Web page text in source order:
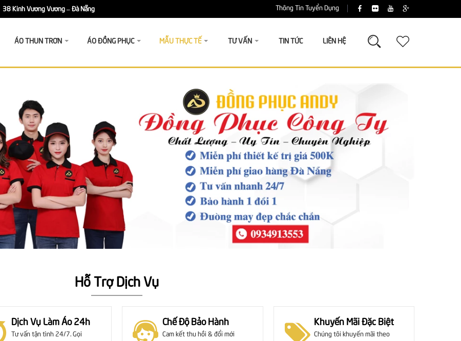
38 Kinh Vương Vương – Đà Nẵng Thông Tin Tuyển Dụng
ÁO THUN TRƠN ÁO ĐỒNG PHỤC MẪU THỰC TẾ TƯ VẤN TIN TỨC LIÊN HỆ
Hỗ Trợ Dịch Vụ
Dịch Vụ Làm Áo 24h
Tư vấn tận tình 24/7. Gọi
Chế Độ Bảo Hành
Cam kết thu hồi & đổi mới
Khuyến Mãi Đặc Biệt
Chúng tôi khuyến mãi theo